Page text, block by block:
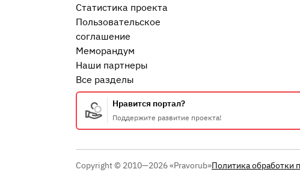
Статистика проекта
Пользовательское
соглашение
Меморандум
Наши партнеры
Все разделы
Нравится портал?
Поддержите развитие проекта!
Copyright © 2010—2026 «Pravorub»Политика обработки